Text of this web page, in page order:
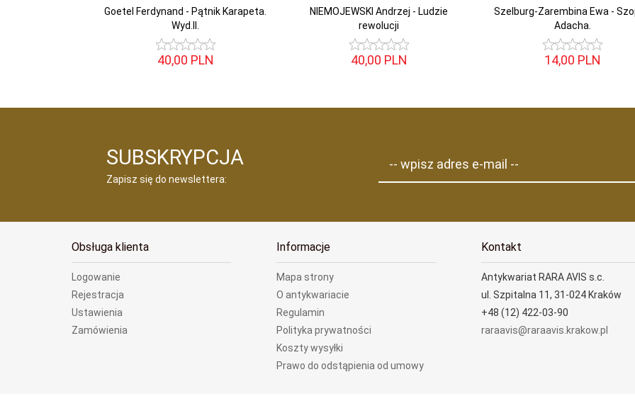
Goetel Ferdynand - Pątnik Karapeta.
Wyd.II.
40,00 PLN
NIEMOJEWSKI Andrzej - Ludzie
rewolucji
40,00 PLN
Szelburg-Zarembina Ewa -
Adacha.
14,00 PLN
SUBSKRYPCJA
Zapisz się do newslettera:
-- wpisz adres e-mail --
Obsługa klienta
Logowanie
Rejestracja
Ustawienia
Zamówienia
Informacje
Mapa strony
O antykwariacie
Regulamin
Polityka prywatności
Koszty wysyłki
Prawo do odstąpienia od umowy
Kontakt
Antykwariat RARA AVIS s.c.
ul. Szpitalna 11, 31-024 Kraków
+48 (12) 422-03-90
raraavis@raraavis.krakow.pl